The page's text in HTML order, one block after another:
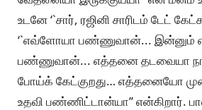
உடனே ‘`சார், ரஜினி சாரிடம் டேட்
‘`எவ்ளோயா பண்ணுவான்... இன்னும்
பண்ணுவான்... எத்தனை தடவையா
போய்க் கேட்குறது… எத்தனையோ
உதவி பண்ணிட்டான்யா’’ என்கிறார்.